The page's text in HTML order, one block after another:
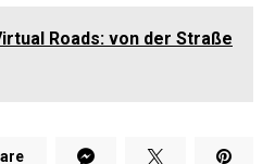
Roads: von der Straße